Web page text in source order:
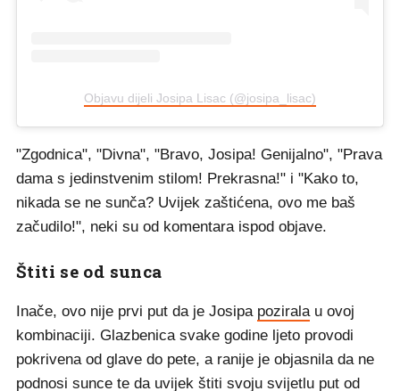
Objavu dijeli Josipa Lisac (@josipa_lisac)
"Zgodnica", "Divna", "Bravo, Josipa! Genijalno", "Prava
dama s jedinstvenim stilom! Prekrasna!" i "Kako to,
nikada se ne sunča? Uvijek zaštićena, ovo me baš
začudilo!", neki su od komentara ispod objave.
Štiti se od sunca
Inače, ovo nije prvi put da je Josipa poziralau ovoj
kombinaciji. Glazbenica svake godine ljeto provodi
pokrivena od glave do pete, a ranije je objasnila da ne
podnosi sunce te da uvijek štiti svoju svijetlu put od